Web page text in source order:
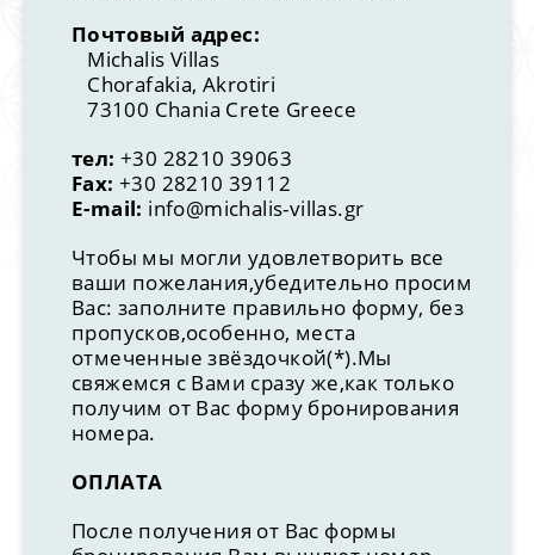
Почтовый адрес:
Michalis Villas
Chorafakia, Akrotiri
73100 Chania Crete Greece
тел: +30 28210 39063
Fax: +30 28210 39112
E-mail: info@michalis-villas.gr
Чтобы мы могли удовлетворить все
ваши пожелания,убедительно просим
Вас: заполните правильно форму, без
пропусков,особенно, места
отмеченные звёздочкой(*).Мы
свяжемся с Вами сразу же,как только
получим от Вас форму бронирования
номера.
ОПЛАТА
После получения от Вас формы